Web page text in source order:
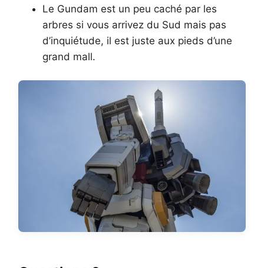
Le Gundam est un peu caché par les
arbres si vous arrivez du Sud mais pas
d’inquiétude, il est juste aux pieds d’une
grand mall.